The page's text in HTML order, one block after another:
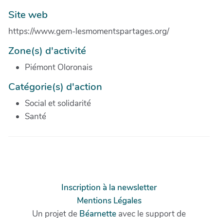
Site web
https://www.gem-lesmomentspartages.org/
Zone(s) d'activité
Piémont Oloronais
Catégorie(s) d'action
Social et solidarité
Santé
Inscription à la newsletter
Mentions Légales
Un projet de Béarnette avec le support de